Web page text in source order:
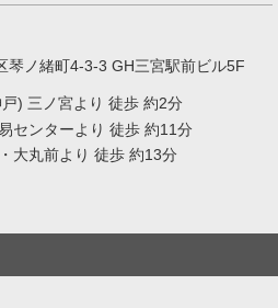
琴ノ緒町4-3-3 GH三宮駅前ビル5F
) 三ノ宮より 徒歩 約2分
センターより 徒歩 約11分
大丸前より 徒歩 約13分